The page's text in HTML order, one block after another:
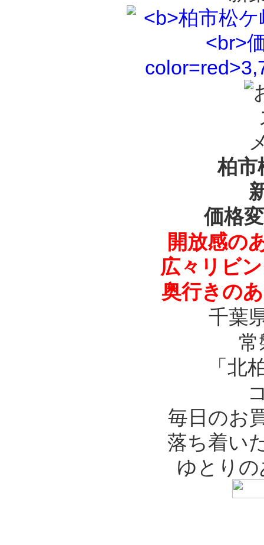
柏市
価格
開放感の
広々リビ
奥行きの
千葉
常
「北
毎日のお
落ち着い
ゆとり